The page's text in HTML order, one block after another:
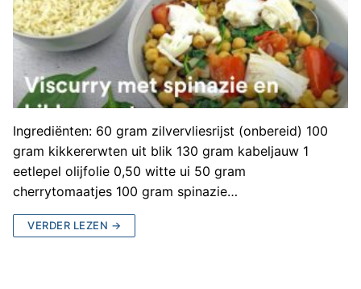
Ingrediënten: 60 gram zilvervliesrijst (onbereid) 100
gram kikkererwten uit blik 130 gram kabeljauw 1
eetlepel olijfolie 0,50 witte ui 50 gram
cherrytomaatjes 100 gram spinazie…
VERDER LEZEN →